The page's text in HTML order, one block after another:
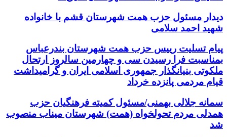
دیدار مسئول حزب همت شهرستان قشم با خانواده
شهید احمد سلامی
پیام تسلیت رییس حزب همت شهرستان بندرعباس
بمناسبت فرا رسیدن سی و چهارمین سالروز ارتحال
ملکوتی بنیانگذار جمهوری اسلامی ایران و گرامیداشت
قیام مردمی پانزده خرداد
سمانه جلالی بهمنی/مسئول کمیته فرهنگیان حزب
همدلی مردم تحولخواه (همت) شهرستان میناب منصوب
شد